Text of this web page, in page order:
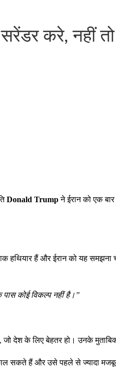
करे, नहीं
Donald Trumpने ईरान को एक
हैं और ईरान को यह समझना
कोई विकल्प नहीं है।”
जो देश के लिए बेहतर हो। उनके
सकते हैं और उसे पहले से ज्यादा